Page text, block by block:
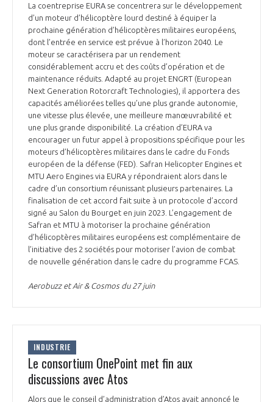
NOS RÉSEAUX À L'INTERNATIONAL
COMITÉ AERO PME
STARTAIR
COMMISSIONS ET COMITÉS
LES PROGRAMMES DU GIFAS
UN ÉCOSYSTÈME INTÉGRÉ ET COHÉRENT
POURQUOI DEVENIR MEMBRE ?
LA MÉDIATION
LA MÉDIATION DANS LA FILIÈRE AÉRONAUTIQUE ET SPATIALE
LE MÉDIATEUR DE LA FILIÈRE AÉRONAUTIQUE ET SPATIALE
MÉDIATION ET CHARTE D’ENGAGEMENT SUR LES RELATIONS ENTRE
CLIENTS ET FOURNISSEURS
LA MÉDIATION AU-DELÀ DE LA FILIÈRE AÉRONAUTIQUE ET SPATIALE
PRENDRE CONTACT AVEC LE MÉDIATEUR DE LA FILIÈRE
LE SALON DU BOURGET
L'OBSERVATOIRE
CHIFFRES CLÉS
LES ENJEUX
COMPÉTITIVITÉ
EMPLOI & FORMATION
INTERNATIONALISATION
LES PUBLICATIONS
DOCUMENTS & BROCHURES
La coentreprise EURA se concentrera sur le développement
d’un moteur d’hélicoptère lourd destiné à équiper la
prochaine génération d’hélicoptères militaires européens,
dont l’entrée en service est prévue à l’horizon 2040. Le
moteur se caractérisera par un rendement
considérablement accru et des coûts d’opération et de
maintenance réduits. Adapté au projet ENGRT (European
Next Generation Rotorcraft Technologies), il apportera des
capacités améliorées telles qu’une plus grande autonomie,
une vitesse plus élevée, une meilleure manœuvrabilité et
une plus grande disponibilité. La création d’EURA va
encourager un futur appel à propositions spécifique pour les
moteurs d’hélicoptères militaires dans le cadre du Fonds
européen de la défense (FED). Safran Helicopter Engines et
MTU Aero Engines via EURA y répondraient alors dans le
cadre d’un consortium réunissant plusieurs partenaires. La
finalisation de cet accord fait suite à un protocole d’accord
signé au Salon du Bourget en juin 2023. L’engagement de
Safran et MTU à motoriser la prochaine génération
d’hélicoptères militaires européens est complémentaire de
l’initiative des 2 sociétés pour motoriser l’avion de combat
de nouvelle génération dans le cadre du programme FCAS.
Aerobuzz et Air & Cosmos du 27 juin
INDUSTRIE
Le consortium OnePoint met fin aux
discussions avec Atos
Alors que le conseil d’administration d’Atos avait annoncé le
Découvrez les avantages d'adhérer au GIFAS.
Rencontres, salons, données sectorielles,
programmes ...
DEMANDE D’ADHÉSION